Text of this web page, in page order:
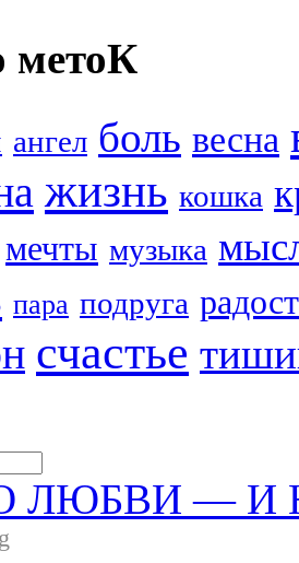
метоК
ангел боль весна
жизнь кошка
мечты музыка
пара подруга
счастье
ЛЮБВИ — И